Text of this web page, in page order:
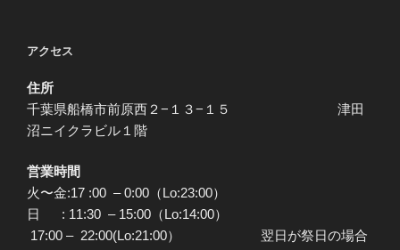
アクセス
住所
千葉県船橋市前原西２−１３−１５ 津田
沼ニイクラビル１階
営業時間
火〜金:17 :00 – 0:00（Lo:23:00）
日 : 11:30 – 15:00（Lo:14:00）
17:00 – 22:00(Lo:21:00） 翌日が祭日の場合